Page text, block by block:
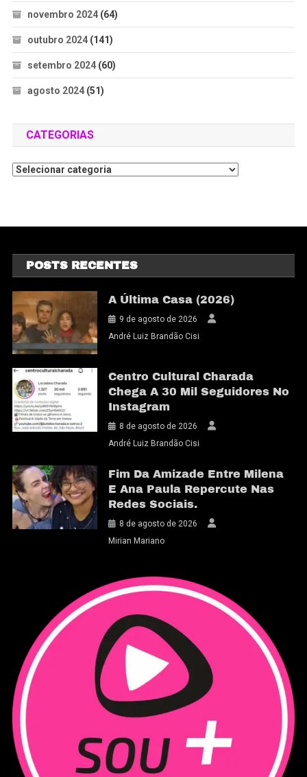
novembro 2024(64)
outubro 2024(141)
setembro 2024(60)
agosto 2024(51)
CATEGORIAS
POSTS RECENTES
A Última Casa (2026)
9 de agosto de 2026
André Luiz Brandão Cisi
Centro Cultural Charada
Chega A 30 Mil Seguidores No
Instagram
8 de agosto de 2026
André Luiz Brandão Cisi
Fim Da Amizade Entre Milena
E Ana Paula Repercute Nas
Redes Sociais.
8 de agosto de 2026
Mirian Mariano